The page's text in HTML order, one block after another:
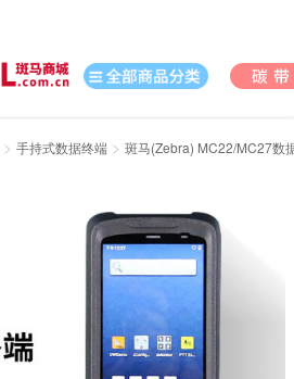
> 手持式数据终端 > 斑马(Zebra) MC22/MC27数